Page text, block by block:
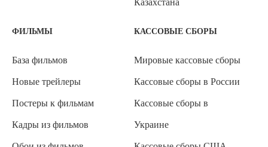
Казахстана
ФИЛЬМЫ
База фильмов
Новые трейлеры
Постеры к фильмам
Кадры из фильмов
КАССОВЫЕ СБОРЫ
Мировые кассовые сборы
Кассовые сборы в России
Кассовые сборы в
Украине